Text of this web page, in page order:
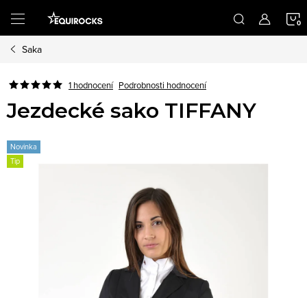
obsah
Saka
1 hodnocení Podrobnosti hodnocení
Jezdecké sako TIFFANY
Novinka
Tip